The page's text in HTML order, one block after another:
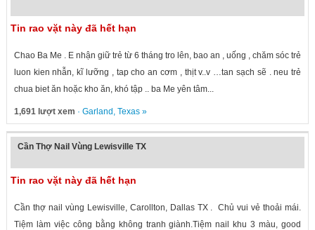
Tin rao vặt này đã hết hạn
Chao Ba Me . E nhận giữ trẻ từ 6 tháng tro lên, bao an , uống , chăm sóc trẻ
luon kien nhẫn, kĩ lưỡng , tap cho an cơm , thịt v..v …tan sạch sẽ . neu trẻ
chua biet ăn hoặc kho ăn, khó tập .. ba Me yên tâm...
1,691 lượt xem · Garland , Texas»
Cần Thợ Nail Vùng Lewisville TX
Tin rao vặt này đã hết hạn
Cần thợ nail vùng Lewisville, Carollton, Dallas TX . Chủ vui vẻ thoải mái.
Tiệm làm việc công bằng không tranh giành.Tiệm nail khu 3 màu, good